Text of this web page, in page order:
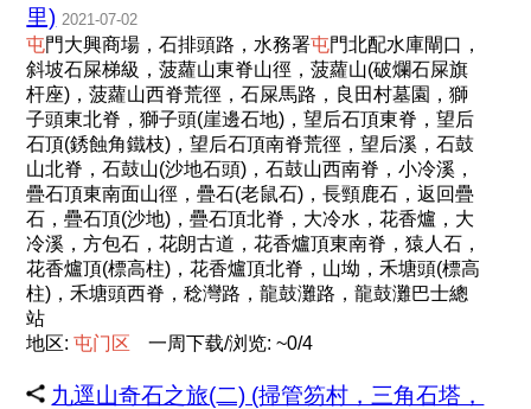
里) 2021-07-02
屯門大興商場，石排頭路，水務署屯門北配水庫閘口，
斜坡石屎梯級，菠蘿山東脊山徑，菠蘿山(破爛石屎旗
杆座)，菠蘿山西脊荒徑，石屎馬路，良田村墓園，獅
子頭東北脊，獅子頭(崖邊石地)，望后石頂東脊，望后
石頂(銹蝕角鐵枝)，望后石頂南脊荒徑，望后溪，石鼓
山北脊，石鼓山(沙地石頭)，石鼓山西南脊，小冷溪，
疊石頂東南面山徑，疊石(老鼠石)，長頸鹿石，返回疊
石，疊石頂(沙地)，疊石頂北脊，大冷水，花香爐，大
冷溪，方包石，花朗古道，花香爐頂東南脊，猿人石，
花香爐頂(標高柱)，花香爐頂北脊，山坳，禾塘頭(標高
柱)，禾塘頭西脊，稔灣路，龍鼓灘路，龍鼓灘巴士總
站
地区:屯门 区 一周下载/浏览: ~0/4
九逕山奇石之旅(二) (掃管笏村，三角石塔，